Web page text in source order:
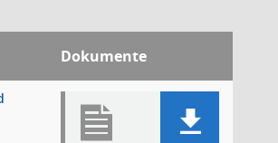
Dokumente